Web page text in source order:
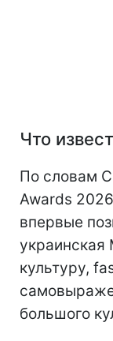
Что
По словам
Awards
впервые
украинская
культуру,
большого